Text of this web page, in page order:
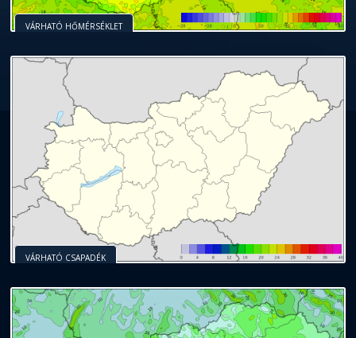
VÁRHATÓ HŐMÉRSÉKLET
VÁRHATÓ CSAPADÉK